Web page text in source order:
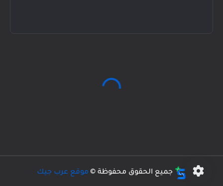
جميع الحقوق محفوظة © موقع عرب جيك